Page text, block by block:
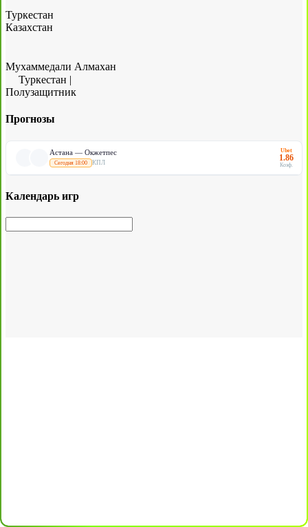
Туркестан
Казахстан
Мухаммедали Алмахан
Туркестан |
Полузащитник
Прогнозы
Астана — Окжетпес
Сегодня 18:00 КПЛ
Ubet
1.86
Коэф.
Календарь игр